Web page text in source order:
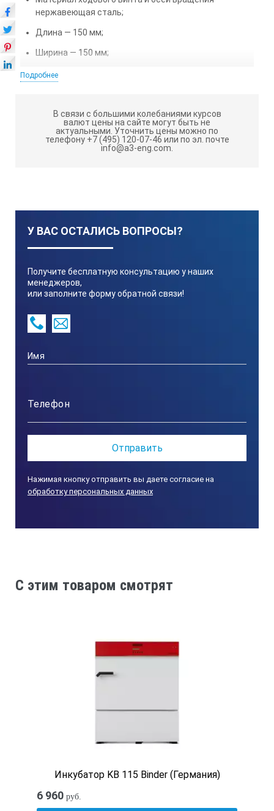
нержавеющая сталь;
Длина — 150 мм;
Ширина — 150 мм;
Регулируемая высота — от 55 до 275 мм;
Масса – 1,3 кг.
Подробнее
В связи с большими колебаниями курсов
валют цены на сайте могут быть не
актуальными. Уточнить цены можно по
телефону +7 (495) 120-07-46 или по эл. почте
info@a3-eng.com.
У ВАС ОСТАЛИСЬ ВОПРОСЫ?
Получите бесплатную консультацию у наших
менеджеров,
или заполните форму обратной связи!
Нажимая кнопку отправить вы даете согласие на
обработку персональных данных
C этим товаром смотрят
Инкубатор KB 115 Binder (Германия)
6 960 руб.